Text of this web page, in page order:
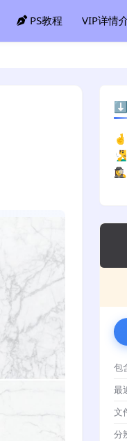
PS教程 VIP详情
包
最
文
分